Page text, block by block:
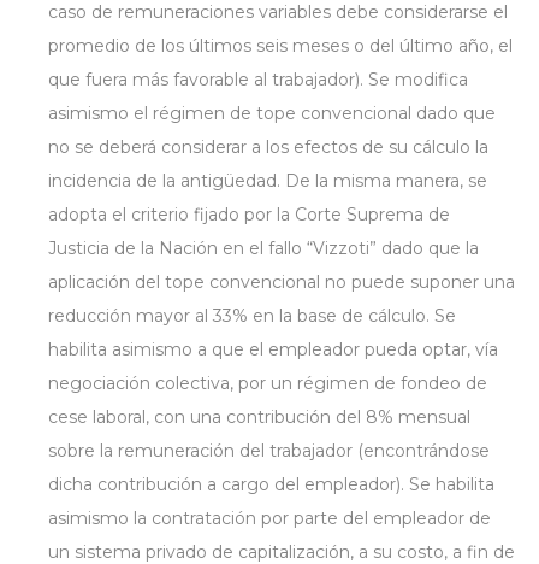
caso de remuneraciones variables debe considerarse el
promedio de los últimos seis meses o del último año, el
que fuera más favorable al trabajador). Se modifica
asimismo el régimen de tope convencional dado que
no se deberá considerar a los efectos de su cálculo la
incidencia de la antigüedad. De la misma manera, se
adopta el criterio fijado por la Corte Suprema de
Justicia de la Nación en el fallo “Vizzoti” dado que la
aplicación del tope convencional no puede suponer una
reducción mayor al 33% en la base de cálculo. Se
habilita asimismo a que el empleador pueda optar, vía
negociación colectiva, por un régimen de fondeo de
cese laboral, con una contribución del 8% mensual
sobre la remuneración del trabajador (encontrándose
dicha contribución a cargo del empleador). Se habilita
asimismo la contratación por parte del empleador de
un sistema privado de capitalización, a su costo, a fin de